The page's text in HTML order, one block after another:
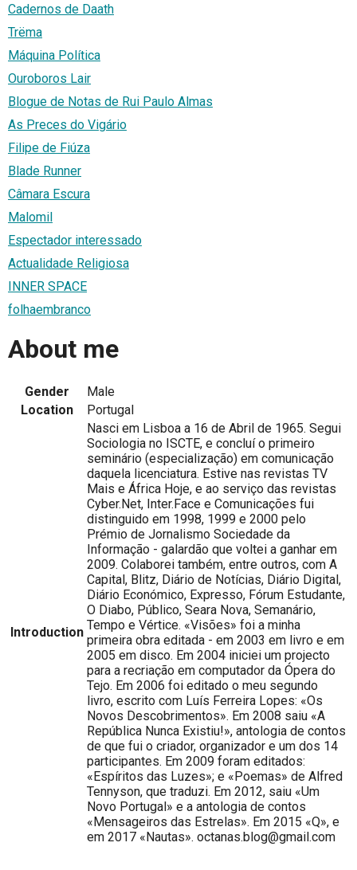
Cadernos de Daath
Trëma
Máquina Política
Ouroboros Lair
Blogue de Notas de Rui Paulo Almas
As Preces do Vigário
Filipe de Fiúza
Blade Runner
Câmara Escura
Malomil
Espectador interessado
Actualidade Religiosa
INNER SPACE
folhaembranco
About me
Gender
Male
Location
Portugal
Introduction
Nasci em Lisboa a 16 de Abril de 1965. Segui
Sociologia no ISCTE, e concluí o primeiro
seminário (especialização) em comunicação
daquela licenciatura. Estive nas revistas TV
Mais e África Hoje, e ao serviço das revistas
Cyber.Net, Inter.Face e Comunicações fui
distinguido em 1998, 1999 e 2000 pelo
Prémio de Jornalismo Sociedade da
Informação - galardão que voltei a ganhar em
2009. Colaborei também, entre outros, com A
Capital, Blitz, Diário de Notícias, Diário Digital,
Diário Económico, Expresso, Fórum Estudante,
O Diabo, Público, Seara Nova, Semanário,
Tempo e Vértice. «Visões» foi a minha
primeira obra editada - em 2003 em livro e em
2005 em disco. Em 2004 iniciei um projecto
para a recriação em computador da Ópera do
Tejo. Em 2006 foi editado o meu segundo
livro, escrito com Luís Ferreira Lopes: «Os
Novos Descobrimentos». Em 2008 saiu «A
República Nunca Existiu!», antologia de contos
de que fui o criador, organizador e um dos 14
participantes. Em 2009 foram editados:
«Espíritos das Luzes»; e «Poemas» de Alfred
Tennyson, que traduzi. Em 2012, saiu «Um
Novo Portugal» e a antologia de contos
«Mensageiros das Estrelas». Em 2015 «Q», e
em 2017 «Nautas». octanas.blog@gmail.com